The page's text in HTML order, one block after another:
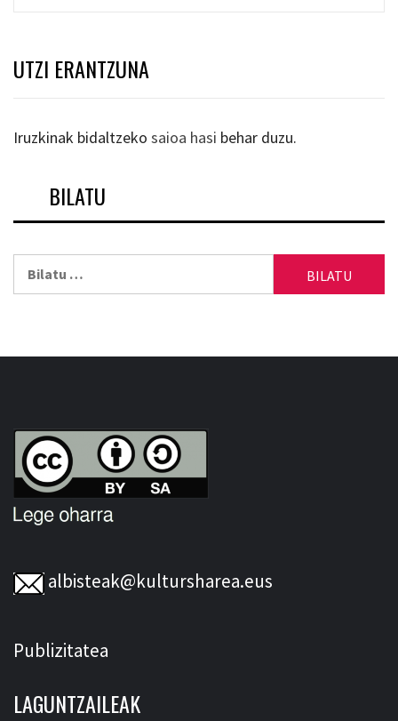
UTZI ERANTZUNA
Iruzkinak bidaltzeko saioa hasi behar duzu.
BILATU
albisteak@kultursharea.eus
Publizitatea
LAGUNTZAILEAK